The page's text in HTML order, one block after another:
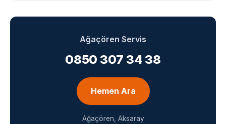
Ağaçören Servis
0850 307 34 38
Hemen Ara
Ağaçören, Aksaray